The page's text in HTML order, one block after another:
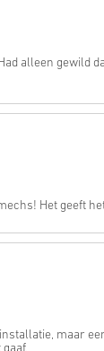
alleen gewild
Het geeft
maar